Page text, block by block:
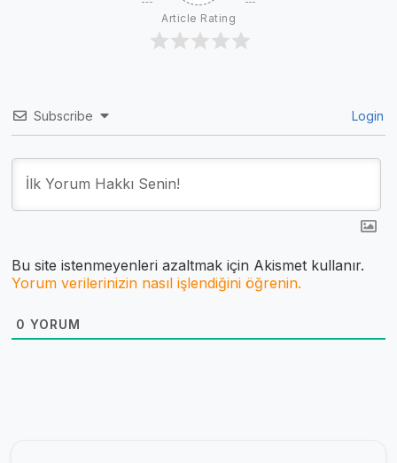
Article Rating
Subscribe Login
Bu site istenmeyenleri azaltmak için Akismet kullanır.
Yorum verilerinizin nasıl işlendiğini öğrenin.
0 YORUM